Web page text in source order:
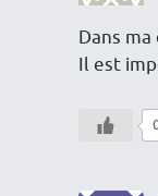
Dans
Il est